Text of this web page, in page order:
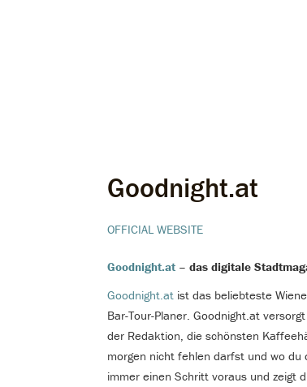
Goodnight.at
OFFICIAL WEBSITE
Goodnight.at – das digitale
Goodnight.at ist das beliebteste
Bar-Tour-Planer. Goodnight.at
der Redaktion, die schönsten
morgen nicht fehlen darfst und wo
immer einen Schritt voraus und zeigt